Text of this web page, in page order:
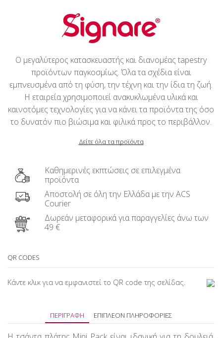
Ο μεγαλύτερος κατασκευαστής και διανομέας tapestry
προϊόντων παγκοσμίως. Όλα τα σχέδια είναι
εμπνευσμένα από τη φύση, την τέχνη και την ίδια τη ζωή.
Η εταιρεία χρησιμοποιεί ανακυκλωμένα υλικά και
καινοτόμες τεχνολογίες για να κάνει τα προϊόντα της όσο
το δυνατόν πιο βιώσιμα και φιλικά προς το περιβάλλον.
Δείτε όλα τα προϊόντα
Καθημερινές εκπτώσεις σε επιλεγμένα
προϊόντα
Αποστολή σε όλη την Ελλάδα με την ACS
Courier
Δωρεάν μεταφορικά για παραγγελίες άνω των
49 €
QR CODES
Κάντε κλικ για να εμφανιστεί το QR code της σελίδας.
ΠΕΡΙΓΡΑΦΉ ΕΠΙΠΛΈΟΝ ΠΛΗΡΟΦΟΡΊΕΣ